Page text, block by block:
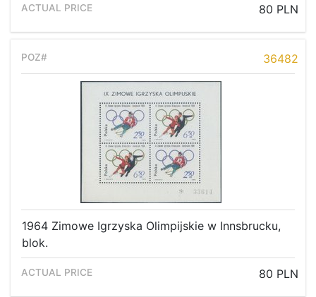
Home page
Current auction
Recent result
Contact
80 PLN
36482
1964 Zimowe Igrzyska Olimpijskie w Innsbrucku,
blok.
80 PLN